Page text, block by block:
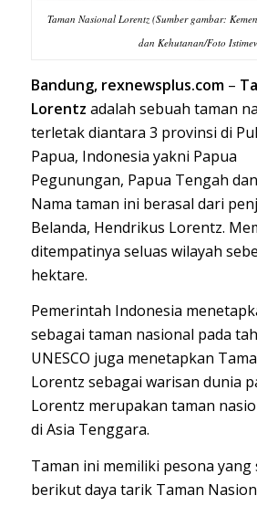
Taman Nasional Lorentz (Sumber gambar:
dan Kehutanan/Foto
Bandung, rexnewsplus.com–
Lorentz adalah sebuah taman
terletak diantara 3 provinsi di
Papua, Indonesia yakni Papua
Pegunungan, Papua Tengah
Nama taman ini berasal dari
Belanda, Hendrikus Lorentz.
ditempatinya seluas wilayah
hektare.
Pemerintah Indonesia
sebagai taman nasional pada
UNESCO juga menetapkan
Lorentz sebagai warisan dunia
Lorentz merupakan taman
di Asia Tenggara.
Taman ini memiliki pesona yang
berikut daya tarik Taman